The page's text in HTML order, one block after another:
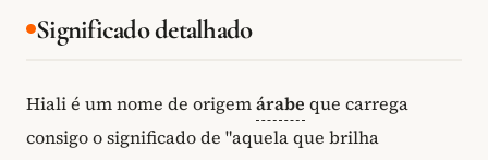
Significado detalhado
Hiali é um nome de origemárabe que carrega
consigo o significado de "aquela que brilha